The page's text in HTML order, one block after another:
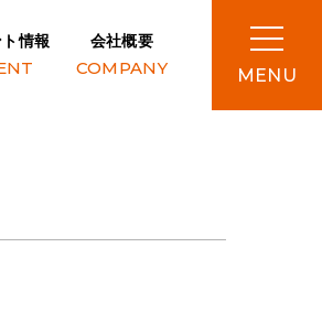
情報 会社概要
COMPANY